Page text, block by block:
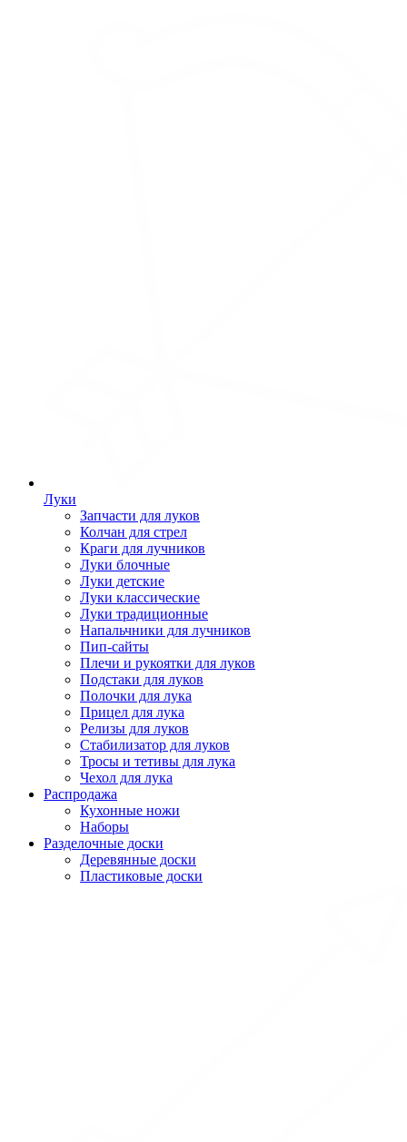
Луки
Запчасти для луков
Колчан для стрел
Краги для лучников
Луки блочные
Луки детские
Луки классические
Луки традиционные
Напальчники для лучников
Пип-сайты
Плечи и рукоятки для луков
Подстаки для луков
Полочки для лука
Прицел для лука
Релизы для луков
Стабилизатор для луков
Тросы и тетивы для лука
Чехол для лука
Распродажа
Кухонные ножи
Наборы
Разделочные доски
Деревянные доски
Пластиковые доски